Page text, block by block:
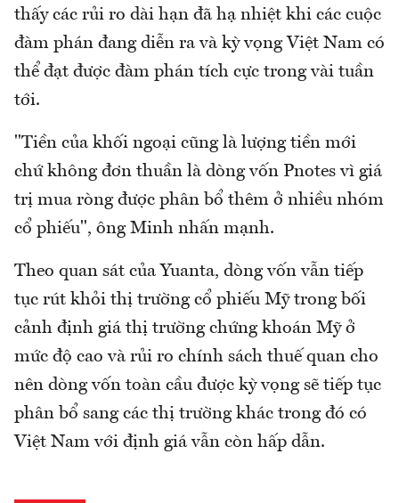
thấy các rủi ro dài hạn đã hạ nhiệt khi các cuộc
đàm phán đang diễn ra và kỳ vọng Việt Nam có
thể đạt được đàm phán tích cực trong vài tuần
tới.
"Tiền của khối ngoại cũng là lượng tiền mới
chứ không đơn thuần là dòng vốn Pnotes vì giá
trị mua ròng được phân bổ thêm ở nhiều nhóm
cổ phiếu", ông Minh nhấn mạnh.
Theo quan sát của Yuanta, dòng vốn vẫn tiếp
tục rút khỏi thị trường cổ phiếu Mỹ trong bối
cảnh định giá thị trường chứng khoán Mỹ ở
mức độ cao và rủi ro chính sách thuế quan cho
nên dòng vốn toàn cầu được kỳ vọng sẽ tiếp tục
phân bổ sang các thị trường khác trong đó có
Việt Nam với định giá vẫn còn hấp dẫn.